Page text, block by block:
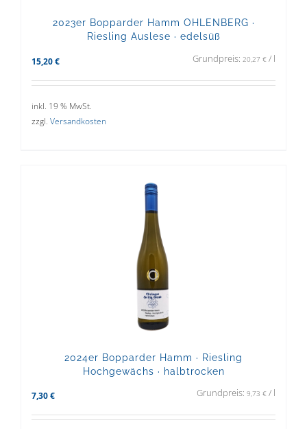
2023er Bopparder Hamm OHLENBERG ·
Riesling Auslese · edelsüß
15,20 € Grundpreis: 20,27 € / l
inkl. 19 % MwSt.
zzgl. Versandkosten
2024er Bopparder Hamm · Riesling
Hochgewächs · halbtrocken
7,30 € Grundpreis: 9,73 € / l